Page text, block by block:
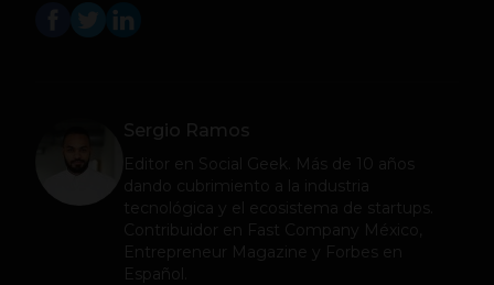
Sergio Ramos
Editor en Social Geek
. Más de 10 años
dando cubrimiento a la industria
tecnológica y el ecosistema de startups.
Contribuidor en Fast Company México,
Entrepreneur Magazine y Forbes en
Español.